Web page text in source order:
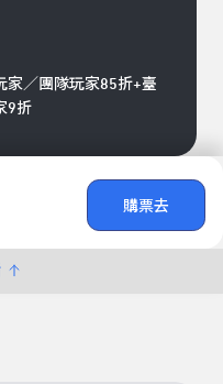
購票去
／團隊玩家85折+臺
9折